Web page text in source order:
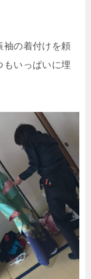
袖の着付けを頼
もいっぱいに埋